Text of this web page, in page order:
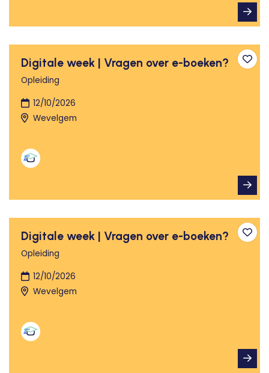
Digitale week | Vragen over e-boeken?
Opleiding
12/10/2026
Wevelgem
Digitale week | Vragen over e-boeken?
Opleiding
12/10/2026
Wevelgem